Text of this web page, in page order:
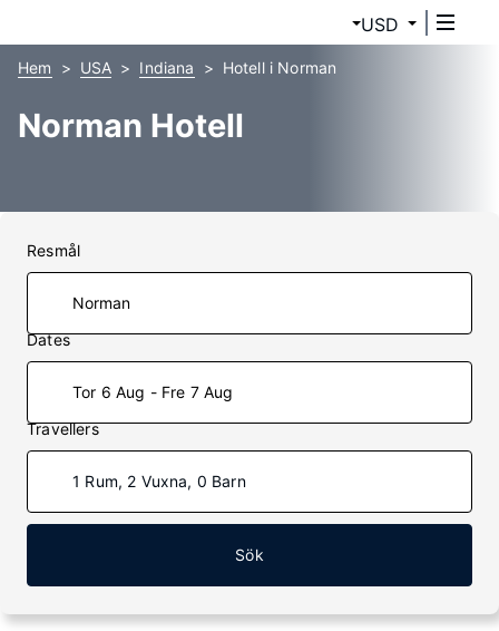
USD
Hem USA Indiana Hotell i Norman
Norman Hotell
Resmål
Dates
Tor 6 Aug - Fre 7 Aug
Travellers
1 Rum, 2 Vuxna, 0 Barn
Sök